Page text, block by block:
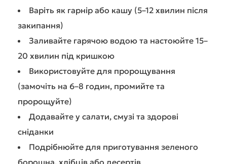
Варіть як гарнір або кашу (5–12 хвилин після
закипання)
Заливайте гарячою водою та настоюйте 15–
20 хвилин під кришкою
Використовуйте для пророщування
(замочіть на 6–8 годин, промийте та
пророщуйте)
Додавайте у салати, смузі та здорові
сніданки
Подрібнюйте для приготування зеленого
борошна, хлібців або десертів